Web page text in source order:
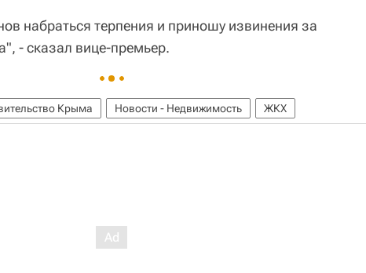
набраться терпения и приношу извинения за
- сказал вице-премьер.
Крыма Новости - Недвижимость ЖКХ